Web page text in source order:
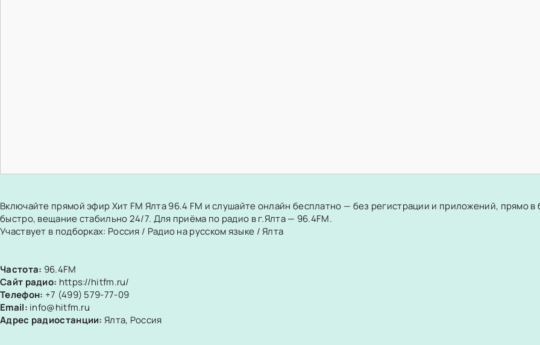
Включайте прямой эфир Хит FM Ялта 96.4 FM и слушайте онлайн бесплатно — без регистрации и приложений, прямо
быстро, вещание стабильно 24/7. Для приёма по радио в г.Ялта — 96.4FM.
Участвует в подборках: Россия / Радио на русском языке /Ялта
Частота: 96.4FM
Сайт радио: https://hitfm.ru/
Телефон: +7 (499) 579-77-09
Email: info@hitfm.ru
Адрес радиостанции: Ялта, Россия